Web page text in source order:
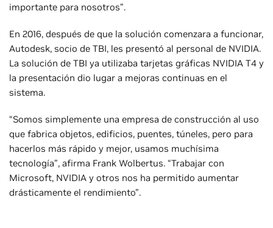
importante para nosotros”.
En 2016, después de que la solución comenzara a funcionar,
Autodesk, socio de TBI, les presentó al personal de NVIDIA.
La solución de TBI ya utilizaba tarjetas gráficas NVIDIA T4 y
la presentación dio lugar a mejoras continuas en el
sistema.
“Somos simplemente una empresa de construcción al uso
que fabrica objetos, edificios, puentes, túneles, pero para
hacerlos más rápido y mejor, usamos muchísima
tecnología”, afirma Frank Wolbertus. “Trabajar con
Microsoft, NVIDIA y otros nos ha permitido aumentar
drásticamente el rendimiento”.